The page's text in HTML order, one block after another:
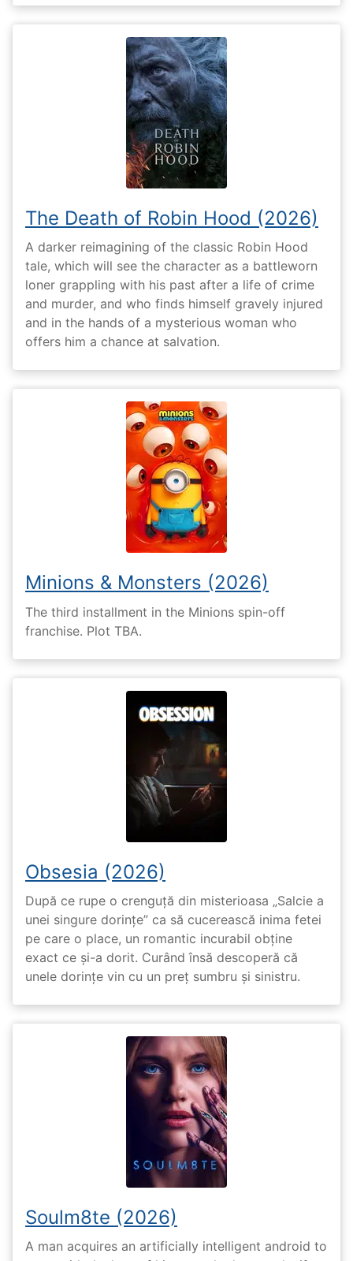
The Death of Robin Hood (2026)
A darker reimagining of the classic Robin Hood
tale, which will see the character as a battleworn
loner grappling with his past after a life of crime
and murder, and who finds himself gravely injured
and in the hands of a mysterious woman who
offers him a chance at salvation.
Minions & Monsters (2026)
The third installment in the Minions spin-off
franchise. Plot TBA.
Obsesia (2026)
După ce rupe o crenguță din misterioasa „Salcie a
unei singure dorințe” ca să cucerească inima fetei
pe care o place, un romantic incurabil obține
exact ce și-a dorit. Curând însă descoperă că
unele dorințe vin cu un preț sumbru și sinistru.
Soulm8te (2026)
A man acquires an artificially intelligent android to